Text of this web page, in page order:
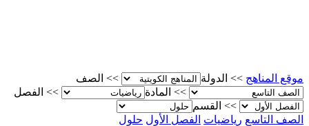
موقع المناهج >> الدولة >>
الصف
>>
المادة >>
الفصل
>>
القسم
الصف التاسع رياضيات الفصل الأول حلول